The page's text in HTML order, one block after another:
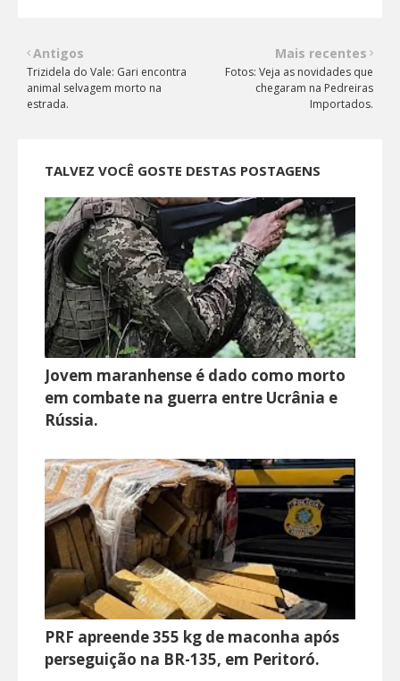
Mais recentes
Fotos: Veja as novidades que
chegaram na Pedreiras
Importados.
Antigos
Trizidela do Vale: Gari encontra
animal selvagem morto na
estrada.
TALVEZ VOCÊ GOSTE DESTAS POSTAGENS
Jovem maranhense é dado como morto
em combate na guerra entre Ucrânia e
Rússia.
PRF apreende 355 kg de maconha após
perseguição na BR-135, em Peritoró.